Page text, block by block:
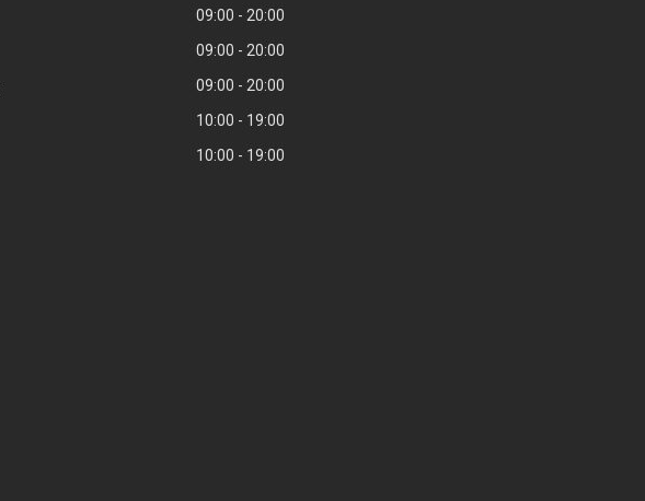
09:00
20:00
09:00
20:00
09:00
20:00
10:00
19:00
10:00 19:00